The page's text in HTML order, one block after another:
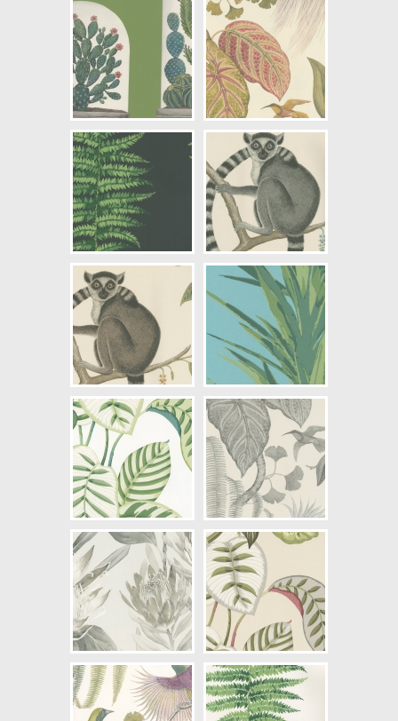
Artikelnummer: 216655
NCS Bottenkulör: S0502-G
Färg: Grön, Vitaktig, Gul, Rosa,
Brun, Silver
Mönster: Blommig, Växter
Struktur: Slät
Cirkapris: 1610,00 kr
(Kontakta din färghandlare för
exakt pris.)